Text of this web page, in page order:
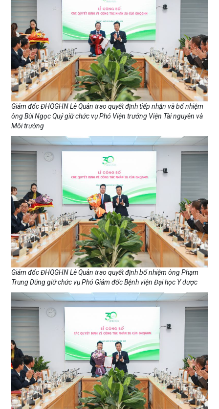
Giám đốc ĐHQGHN Lê Quân trao quyết định tiếp nhận và bổ nhiệm
ông Bùi Ngọc Quý giữ chức vụ Phó Viện trưởng Viện Tài nguyên và
Môi trường
Giám đốc ĐHQGHN Lê Quân trao quyết định bổ nhiệm ông Phạm
Trung Dũng giữ chức vụ Phó Giám đốc Bệnh viện Đại học Y dược